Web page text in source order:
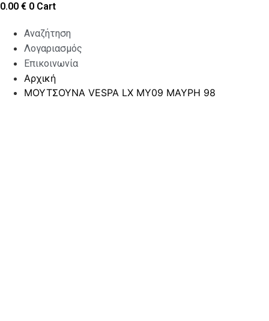
0.00 € 0 Cart
Αναζήτηση
Λογαριασμός
Επικοινωνία
Αρχική
ΜΟΥΤΣΟΥΝΑ VESPA LX MY09 ΜΑΥΡΗ 98